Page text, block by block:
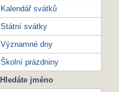
Kalendář svátků
Státní svátky
Významné dny
Školní prázdniny
Hledáte jméno